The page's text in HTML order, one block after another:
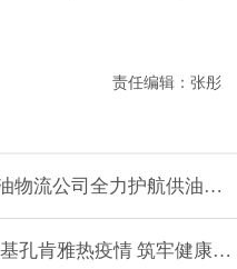
责任编辑： 张彤
物流公司全力护航供油安
孔肯雅热疫情 筑牢健康防